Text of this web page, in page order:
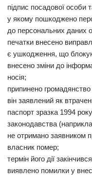
Шоу-біз
#Війна
підпис посадової особи
у якому пошкоджено
до персональних даних
печатки внесено
є ушкодження, що
внесено зміни до
носія;
припинено
він заявлений як
паспорт зразка 1994
законодавства
не отримано заявником
власник помер;
термін його дії
виявлено помилки у